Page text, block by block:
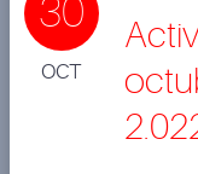
30
OCT